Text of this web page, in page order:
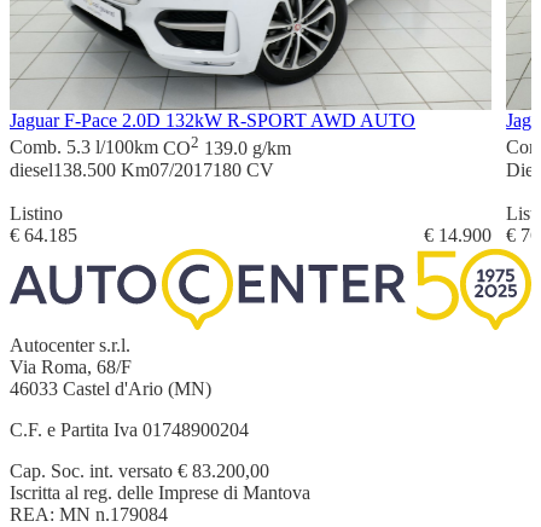
Jaguar F-Pace 2.0D 132kW R-SPORT AWD AUTO
Comb. 5.3 l/100km CO2 139.0 g/km
diesel138.500 Km07/2017180 CV
Listino
€ 64.185
€ 14.900
€
Autocenter s.r.l.
Via Roma, 68/F
46033 Castel d'Ario (MN)
C.F. e Partita Iva 01748900204
Cap. Soc. int. versato € 83.200,00
Iscritta al reg. delle Imprese di Mantova
REA: MN n.179084